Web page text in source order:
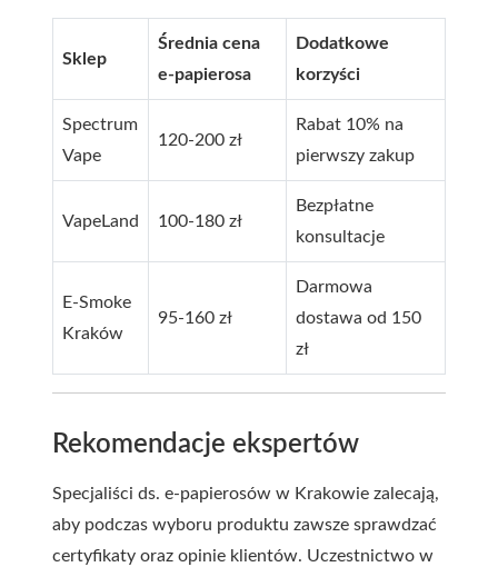
Sklep
Średnia cena
e-papierosa
Dodatkowe
korzyści
Spectrum
Vape
120-200 zł
Rabat 10% na
pierwszy zakup
VapeLand 100-180 zł
Bezpłatne
konsultacje
E-Smoke
Kraków
95-160 zł
Darmowa
dostawa od 150
zł
Rekomendacje ekspertów
Specjaliści ds. e-papierosów w Krakowie zalecają,
aby podczas wyboru produktu zawsze sprawdzać
certyfikaty oraz opinie klientów. Uczestnictwo w